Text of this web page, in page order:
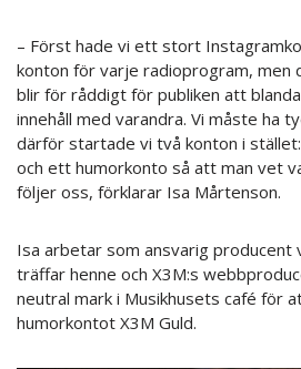
– Först hade vi ett stort
konton för varje radioprogram, men
blir för råddigt för publiken att
innehåll med varandra. Vi måste ha
därför startade vi två konton i
och ett humorkonto så att man vet
följer oss, förklarar Isa Mårtenson.
Isa arbetar som ansvarig producent
träffar henne och X3M:s
neutral mark i Musikhusets café för
humorkontot X3M Guld.